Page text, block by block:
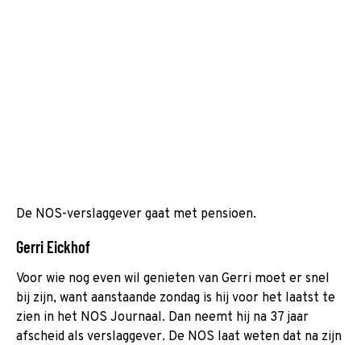
De NOS-verslaggever gaat met pensioen.
Gerri Eickhof
Voor wie nog even wil genieten van Gerri moet er snel
bij zijn, want aanstaande zondag is hij voor het laatst te
zien in het NOS Journaal. Dan neemt hij na 37 jaar
afscheid als verslaggever. De NOS laat weten dat na zijn